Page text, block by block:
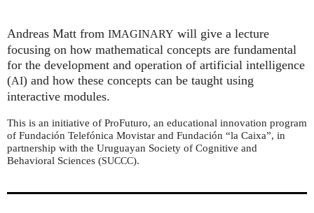
Andreas Matt from IMAGINARY will give a lecture
focusing on how mathematical concepts are fundamental
for the development and operation of artificial intelligence
(AI) and how these concepts can be taught using
interactive modules.
This is an initiative of ProFuturo, an educational innovation program
of Fundación Telefónica Movistar and Fundación “la Caixa”, in
partnership with the Uruguayan Society of Cognitive and
Behavioral Sciences (SUCCC).